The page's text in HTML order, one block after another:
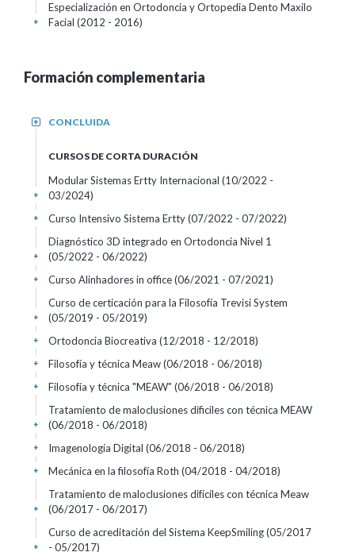
Especialización en Ortodoncia y Ortopedia Dento Maxilo
Facial (2012 - 2016)
+
Formación complementaria
CONCLUIDA
+
CURSOS DE CORTA DURACIÓN
Modular Sistemas Ertty Internacional (10/2022 -
03/2024)
+
Curso Intensivo Sistema Ertty(07/2022 - 07/2022)
+
Diagnóstico 3D integrado en Ortodoncia Nivel 1
(05/2022 - 06/2022)
+
Curso Alinhadores in office(06/2021 - 07/2021)
+
Curso de certicación para la Filosofía Trevisi System
(05/2019 - 05/2019)
+
Ortodoncia Biocreativa (12/2018 - 12/2018)
+
Filosofía y técnica Meaw(06/2018 - 06/2018)
+
Filosofía y técnica "MEAW" (06/2018 - 06/2018)
+
Tratamiento de maloclusiones dificiles con técnica MEAW
(06/2018 - 06/2018)
+
Imagenología Digital (06/2018 - 06/2018)
+
Mecánica en la filosofía Roth (04/2018 - 04/2018)
+
Tratamiento de maloclusiones difíciles con técnica Meaw
(06/2017 - 06/2017)
+
Curso de acreditación del Sistema KeepSmiling(05/2017
- 05/2017)
+